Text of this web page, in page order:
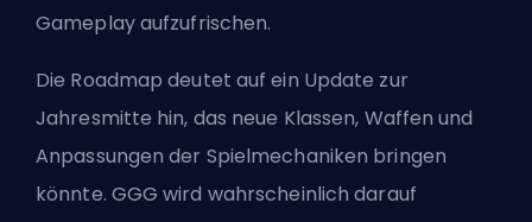
Gameplay aufzufrischen.
Die Roadmap deutet auf ein Update zur
Jahresmitte hin, das neue Klassen, Waffen und
Anpassungen der Spielmechaniken bringen
könnte. GGG wird wahrscheinlich darauf